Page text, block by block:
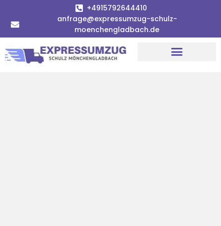
+4915792644410
anfrage@expressumzug-schulz-
moenchengladbach.de